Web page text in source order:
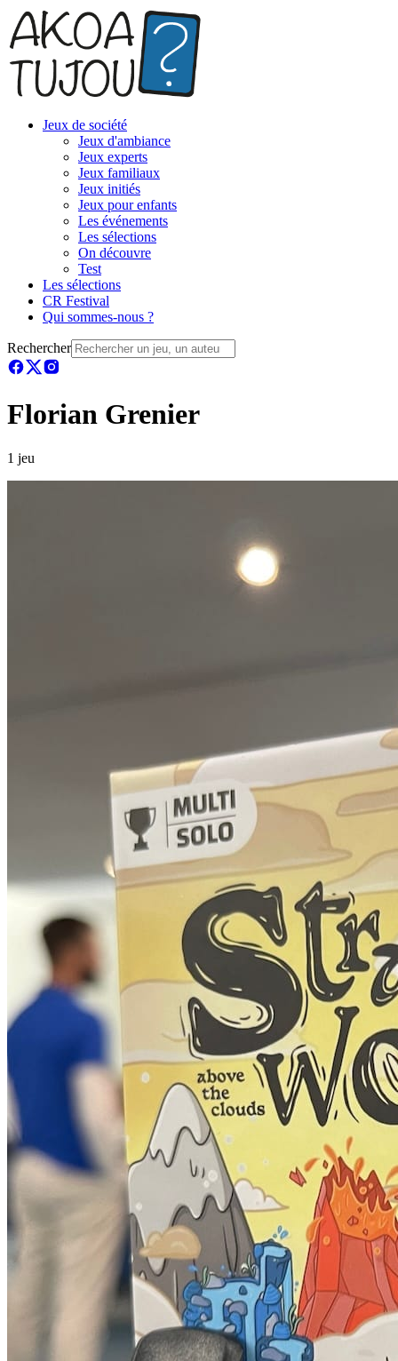
Jeux de société
Jeux d'ambiance
Jeux experts
Jeux familiaux
Jeux initiés
Jeux pour enfants
Les événements
Les sélections
On découvre
Test
Les sélections
CR Festival
Qui sommes-nous ?
Rechercher
Florian Grenier
1 jeu